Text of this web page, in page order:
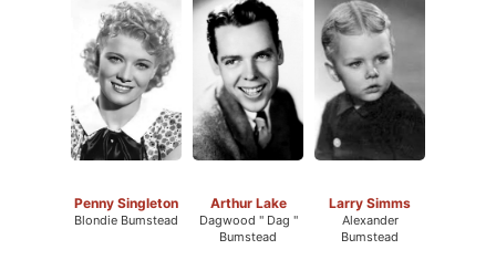
Penny Singleton
Blondie Bumstead
Arthur Lake
Dagwood " Dag "
Bumstead
Larry Simms
Alexander
Bumstead